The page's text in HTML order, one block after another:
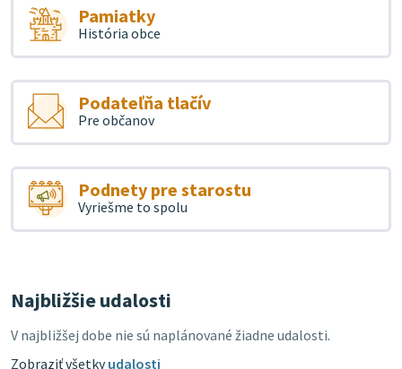
Pamiatky
História obce
Podateľňa tlačív
Pre občanov
Podnety pre starostu
Vyriešme to spolu
Najbližšie udalosti
V najbližšej dobe nie sú naplánované žiadne udalosti.
Zobraziť všetkyudalosti